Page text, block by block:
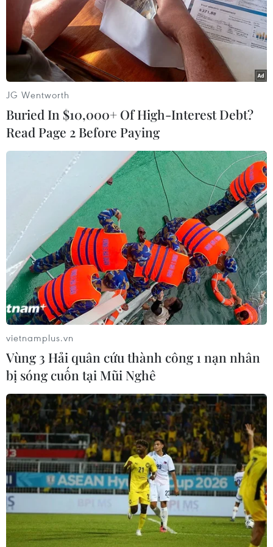
08/08/2026 02:11
Cần Thơ thúc đẩy hợp tác du lịch với
đối tác Hàn Quốc
Hàn Quốc áp dụng ưu đãi thuế hỗ
trợ 6 ngành công nghiệp chiến lược
07/08/2026 10:21
Trung Quốc hoàn thành bản đồ địa
chất mới của toàn bộ Mặt Trăng
07/08/2026 08:52
Australia đề cao hợp tác với Việt Nam
vì hòa bình, ổn định và thịnh vượng
07/08/2026 07:09
Cựu Đại sứ Australia: Tầm nhìn hợp
tác mới cho quan hệ Việt Nam-
Australia
07/08/2026 05:00
Hãng hàng không Air Premia của
Hàn Quốc nối lại đường bay
Incheon-TP Hồ Chí Minh
07/08/2026 04:28
JG Wentworth
Buried In $10,000+ Of High-Interest Debt?
Read Page 2 Before Paying
vietnamplus.vn
Vùng 3 Hải quân cứu thành công 1 nạn nhân
bị sóng cuốn tại Mũi Nghê